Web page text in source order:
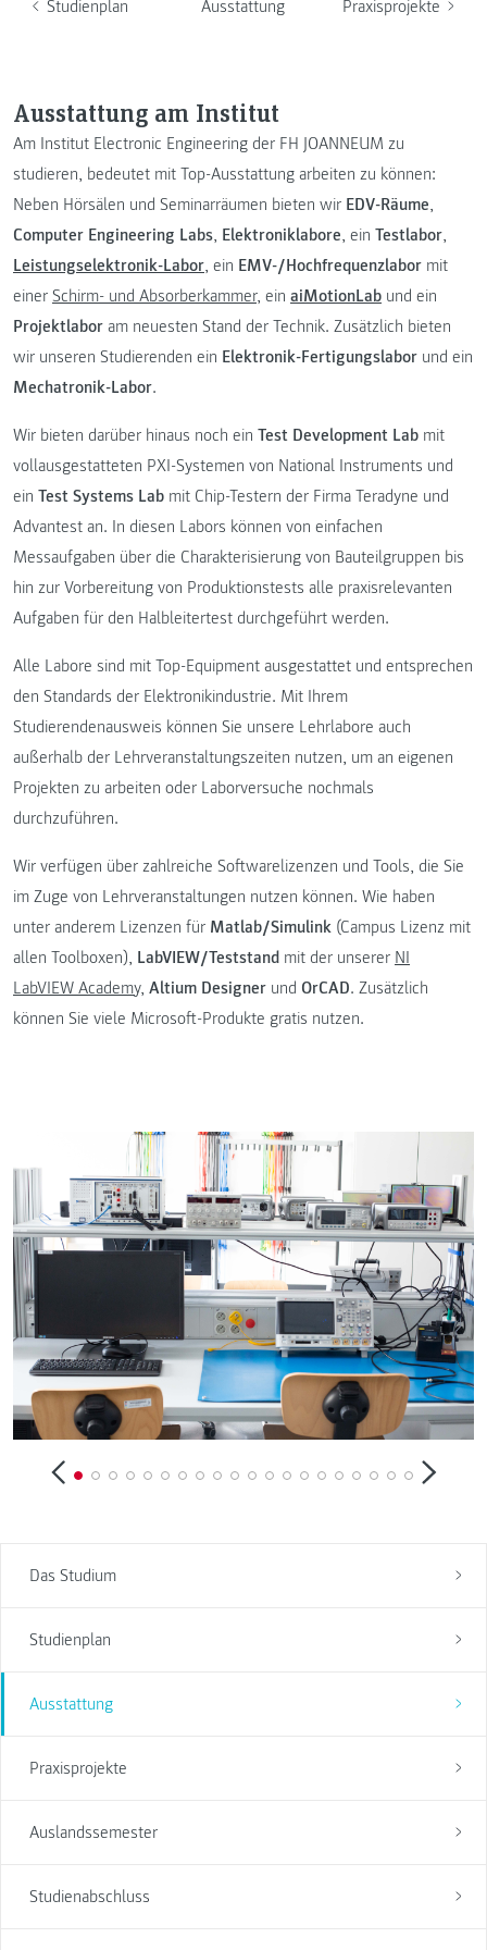
Studienplan Ausstattung Praxisprojekte
Das Studium
Studienplan
Ausstattung
Praxisprojekte
Auslandssemester
Studienabschluss
Ausstattung am Institut
Am Institut Electronic Engineering der FH JOANNEUM zu
studieren, bedeutet mit Top-Ausstattung arbeiten zu können:
Neben Hörsälen und Seminarräumen bieten wir EDV-Räume,
Computer Engineering Labs, Elektroniklabore, ein Testlabor,
Leistungselektronik-Labor, ein EMV-/Hochfrequenzlabor mit
einer Schirm- und Absorberkammer, ein aiMotionLab und ein
Projektlabor am neuesten Stand der Technik. Zusätzlich bieten
wir unseren Studierenden ein Elektronik-Fertigungslabor und ein
Mechatronik-Labor.
Wir bieten darüber hinaus noch ein Test Development Lab mit
vollausgestatteten PXI-Systemen von National Instruments und
ein Test Systems Lab mit Chip-Testern der Firma Teradyne und
Advantest an. In diesen Labors können von einfachen
Messaufgaben über die Charakterisierung von Bauteilgruppen bis
hin zur Vorbereitung von Produktionstests alle praxisrelevanten
Aufgaben für den Halbleitertest durchgeführt werden.
Alle Labore sind mit Top-Equipment ausgestattet und entsprechen
den Standards der Elektronikindustrie. Mit Ihrem
Studierendenausweis können Sie unsere Lehrlabore auch
außerhalb der Lehrveranstaltungszeiten nutzen, um an eigenen
Projekten zu arbeiten oder Laborversuche nochmals
durchzuführen.
Wir verfügen über zahlreiche Softwarelizenzen und Tools, die Sie
im Zuge von Lehrveranstaltungen nutzen können. Wie haben
unter anderem Lizenzen für Matlab/Simulink (Campus Lizenz mit
allen Toolboxen), LabVIEW/Teststand mit der unserer NI
LabVIEW Academy, Altium Designer und OrCAD. Zusätzlich
können Sie viele Microsoft-Produkte gratis nutzen.